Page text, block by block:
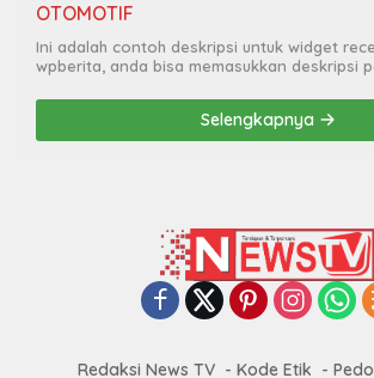
OTOMOTIF
Ini adalah contoh deskripsi untuk widget
wpberita, anda bisa memasukkan deskripsi
Selengkapnya
Redaksi News TV Kode Etik